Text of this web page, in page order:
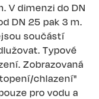
V dimenzi do DN
DN 25 pak 3 m.
součástí
Typové
Zobrazovaná
chlazení"
pro vodu a